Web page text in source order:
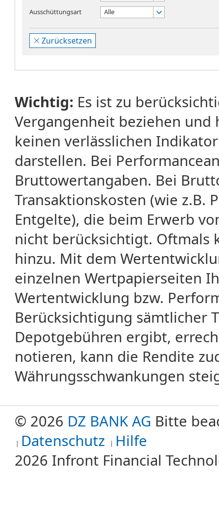
Ausschüttungsart
Alle
Zurücksetzen
Wichtig: Es ist zu
Vergangenheit beziehen
keinen verlässlichen
darstellen. Bei
Bruttowertangaben. Bei
Transaktionskosten (wie z.B.
Entgelte), die beim Erwerb
nicht berücksichtigt. Oftmals
hinzu. Mit dem
einzelnen Wertpapierseiten
Wertentwicklung bzw.
Berücksichtigung sämtlicher
Depotgebühren ergibt,
notieren, kann die Rendite
Währungsschwankungen
© 2026 DZ BANK AG Bitte
Datenschutz Hilfe
2026 Infront Financial